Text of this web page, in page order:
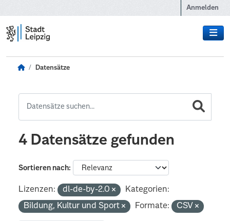
Anmelden
Datensätze
4 Datensätze gefunden
Sortieren nach
Lizenzen: dl-de-by-2.0
Kategorien:
Bildung, Kultur und Sport
Formate: CSV